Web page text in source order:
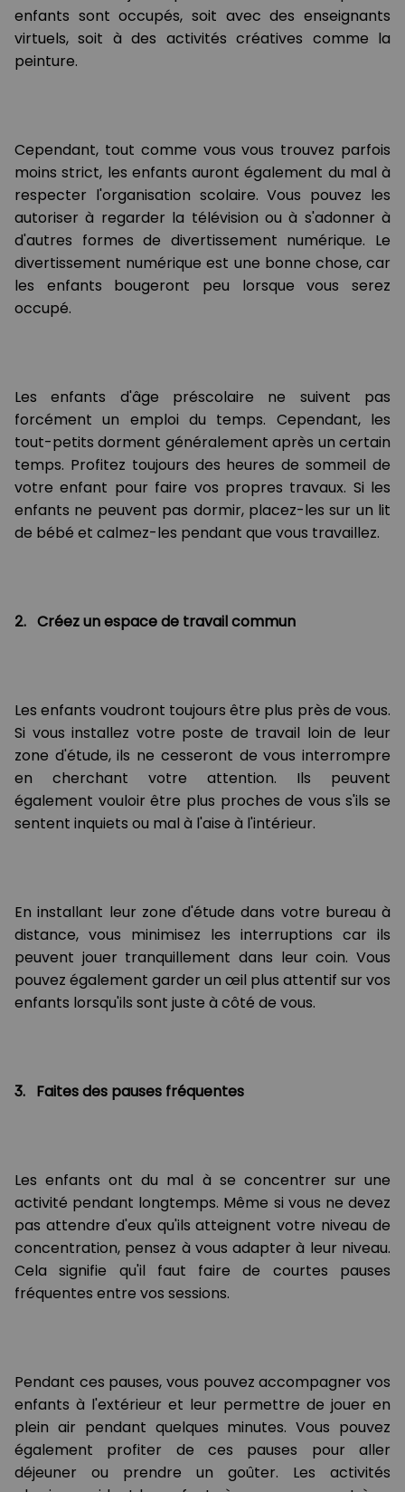
enfants sont occupés, soit avec des enseignants
virtuels, soit à des activités créatives comme la
peinture.
Cependant, tout comme vous vous trouvez parfois
moins strict, les enfants auront également du mal à
respecter l'organisation scolaire. Vous pouvez les
autoriser à regarder la télévision ou à s'adonner à
d'autres formes de divertissement numérique. Le
divertissement numérique est une bonne chose, car
les enfants bougeront peu lorsque vous serez
occupé.
Les enfants d'âge préscolaire ne suivent pas
forcément un emploi du temps. Cependant, les
tout-petits dorment généralement après un certain
temps. Profitez toujours des heures de sommeil de
votre enfant pour faire vos propres travaux. Si les
enfants ne peuvent pas dormir, placez-les sur un lit
de bébé et calmez-les pendant que vous travaillez.
2. Créez un espace de travail commun
Les enfants voudront toujours être plus près de vous.
Si vous installez votre poste de travail loin de leur
zone d'étude, ils ne cesseront de vous interrompre
en cherchant votre attention. Ils peuvent
également vouloir être plus proches de vous s'ils se
sentent inquiets ou mal à l'aise à l'intérieur.
En installant leur zone d'étude dans votre bureau à
distance, vous minimisez les interruptions car ils
peuvent jouer tranquillement dans leur coin. Vous
pouvez également garder un œil plus attentif sur vos
enfants lorsqu'ils sont juste à côté de vous.
3. Faites des pauses fréquentes
Les enfants ont du mal à se concentrer sur une
activité pendant longtemps. Même si vous ne devez
pas attendre d'eux qu'ils atteignent votre niveau de
concentration, pensez à vous adapter à leur niveau.
Cela signifie qu'il faut faire de courtes pauses
fréquentes entre vos sessions.
Pendant ces pauses, vous pouvez accompagner vos
enfants à l'extérieur et leur permettre de jouer en
plein air pendant quelques minutes. Vous pouvez
également profiter de ces pauses pour aller
déjeuner ou prendre un goûter. Les activités